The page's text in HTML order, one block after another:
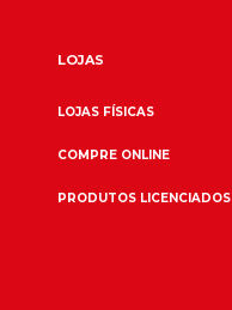
LOJAS
LOJAS FÍSICAS
COMPRE ONLINE
PRODUTOS LICENCIADOS